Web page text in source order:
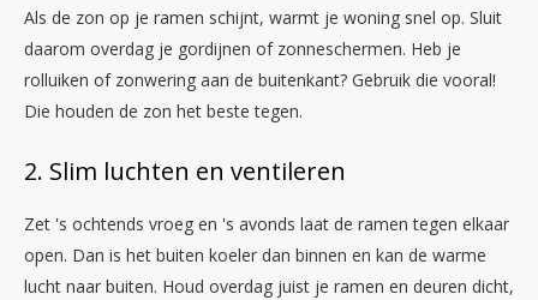
Als de zon op je ramen schijnt, warmt je woning snel op. Sluit
daarom overdag je gordijnen of zonneschermen. Heb je
rolluiken of zonwering aan de buitenkant? Gebruik die vooral!
Die houden de zon het beste tegen.
2. Slim luchten en ventileren
Zet 's ochtends vroeg en 's avonds laat de ramen tegen elkaar
open. Dan is het buiten koeler dan binnen en kan de warme
lucht naar buiten. Houd overdag juist je ramen en deuren dicht,